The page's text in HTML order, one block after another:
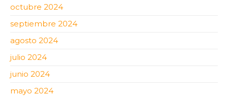
octubre 2024
septiembre 2024
agosto 2024
julio 2024
junio 2024
mayo 2024